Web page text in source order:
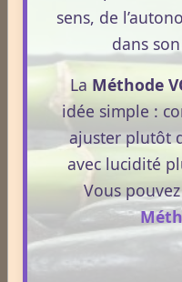
Le monde
Odeurs
Médecines
Plantes / affections
sens, de
dans
La Méthode
idée simple :
ajuster plutôt
avec lucidité
Vous